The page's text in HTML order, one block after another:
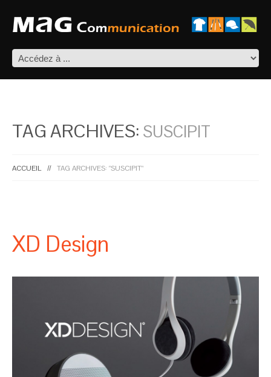
TAG ARCHIVES: SUSCIPIT
ACCUEIL TAG ARCHIVES: "SUSCIPIT"
XD Design